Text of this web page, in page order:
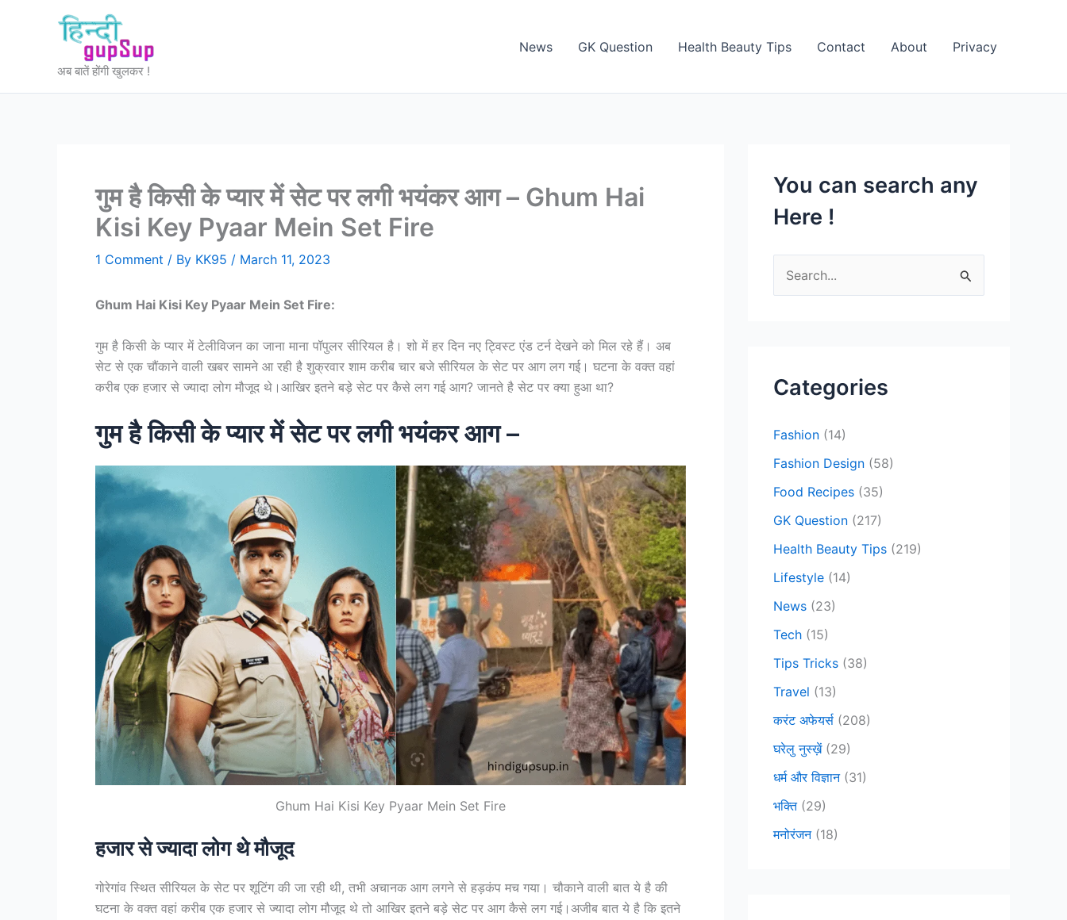
अब बातें होंगी खुलकर !
News GK Question Health Beauty Tips Contact About Privacy
गुम है किसी के प्यार में सेट पर लगी भयंकर आग – Ghum Hai
Kisi Key Pyaar Mein Set Fire
1 Comment / By KK95 / March 11, 2023
Ghum Hai Kisi Key Pyaar Mein Set Fire:
गुम है किसी के प्यार में टेलीविजन का जाना माना पॉपुलर सीरियल है। शो में हर दिन नए ट्विस्ट एंड टर्न देखने को मिल रहे हैं। अब
सेट से एक चौंकाने वाली खबर सामने आ रही है शुक्रवार शाम करीब चार बजे सीरियल के सेट पर आग लग गई। घटना के वक्त वहां
करीब एक हजार से ज्यादा लोग मौजूद थे।आखिर इतने बड़े सेट पर कैसे लग गई आग? जानते है सेट पर क्या हुआ था?
गुम है किसी के प्यार में सेट पर लगी भयंकर आग –
Ghum Hai Kisi Key Pyaar Mein Set Fire
हजार से ज्यादा लोग थे मौजूद
गोरेगांव स्थित सीरियल के सेट पर शूटिंग की जा रही थी, तभी अचानक आग लगने से हड़कंप मच गया। चौकाने वाली बात ये है की
घटना के वक्त वहां करीब एक हजार से ज्यादा लोग मौजूद थे तो आखिर इतने बड़े सेट पर आग कैसे लग गई।अजीब बात ये है कि इतने
You can search any
Here !
e
h
o
r
:
Categories
Fashion (14)
Fashion Design (58)
Food Recipes (35)
GK Question (217)
Health Beauty Tips (219)
Lifestyle (14)
News (23)
Tech (15)
Tips Tricks (38)
Travel (13)
करंट अफेयर्स (208)
घरेलु नुस्ख़ें(29)
धर्म और विज्ञान(31)
भक्ति(29)
मनोरंजन(18)